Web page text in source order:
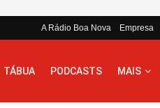
A Rádio Boa Nova Empresa
TÁBUA PODCASTS MAIS